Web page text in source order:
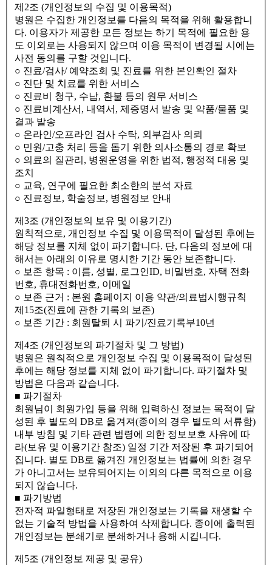
제2조 (개인정보의 수집 및 이용목적)
병원은 수집한 개인정보를 다음의 목적을 위해 활용합니
다. 이용자가 제공한 모든 정보는 하기 목적에 필요한 용
도 이외로는 사용되지 않으며 이용 목적이 변경될 시에는
사전 동의를 구할 것입니다.
○ 진료/검사/ 예약조회 및 진료를 위한 본인확인 절차
○ 진단 및 치료를 위한 서비스
○ 진료비 청구, 수납, 환불 등의 원무 서비스
○ 진료비계산서, 내역서, 제증명서 발송 및 약품/물품 및
결과 발송
○ 온라인/오프라인 검사 수탁, 외부검사 의뢰
○ 민원/고충 처리 등을 돕기 위한 의사소통의 경로 확보
○ 의료의 질관리, 병원운영을 위한 법적, 행정적 대응 및
조치
○ 교육, 연구에 필요한 최소한의 분석 자료
○ 진료정보, 학술정보, 병원정보 안내
제3조 (개인정보의 보유 및 이용기간)
원칙적으로, 개인정보 수집 및 이용목적이 달성된 후에는
해당 정보를 지체 없이 파기합니다. 단, 다음의 정보에 대
해서는 아래의 이유로 명시한 기간 동안 보존합니다.
○ 보존 항목 : 이름, 성별, 로그인ID, 비밀번호, 자택 전화
번호, 휴대전화번호, 이메일
○ 보존 근거 : 본원 홈페이지 이용 약관/의료법시행규칙
제15조(진료에 관한 기록의 보존)
○ 보존 기간 : 회원탈퇴 시 파기/진료기록부10년
제4조 (개인정보의 파기절차 및 그 방법)
병원은 원칙적으로 개인정보 수집 및 이용목적이 달성된
후에는 해당 정보를 지체 없이 파기합니다. 파기절차 및
방법은 다음과 같습니다.
■ 파기절차
회원님이 회원가입 등을 위해 입력하신 정보는 목적이 달
성된 후 별도의 DB로 옮겨져(종이의 경우 별도의 서류함)
내부 방침 및 기타 관련 법령에 의한 정보보호 사유에 따
라(보유 및 이용기간 참조) 일정 기간 저장된 후 파기되어
집니다. 별도 DB로 옮겨진 개인정보는 법률에 의한 경우
가 아니고서는 보유되어지는 이외의 다른 목적으로 이용
되지 않습니다.
■ 파기방법
전자적 파일형태로 저장된 개인정보는 기록을 재생할 수
없는 기술적 방법을 사용하여 삭제합니다. 종이에 출력된
개인정보는 분쇄기로 분쇄하거나 용해 시킵니다.
제5조 (개인정보 제공 및 공유)